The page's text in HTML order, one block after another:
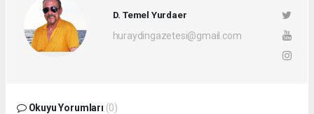
D. Temel Yurdaer
huraydingazetesi@gmail.com
Okuyu Yorumları (0)